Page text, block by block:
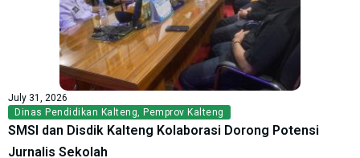
July 31, 2026
Dinas Pendidikan Kalteng, Pemprov Kalteng
SMSI dan Disdik Kalteng Kolaborasi Dorong Potensi
Jurnalis Sekolah